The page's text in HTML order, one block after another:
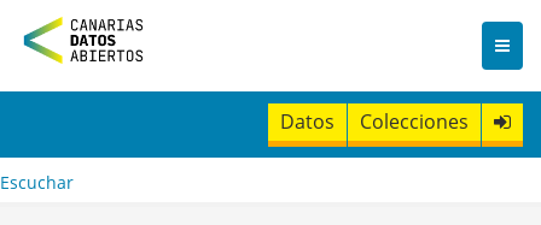
n
t
Datos Colecciones
Escuchar